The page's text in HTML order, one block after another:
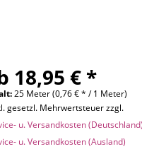
18,95 € *
25 Meter (0,76 € * / 1 Meter)
gesetzl. Mehrwertsteuer zzgl.
u. Versandkosten (Deutschland)
u. Versandkosten (Ausland)